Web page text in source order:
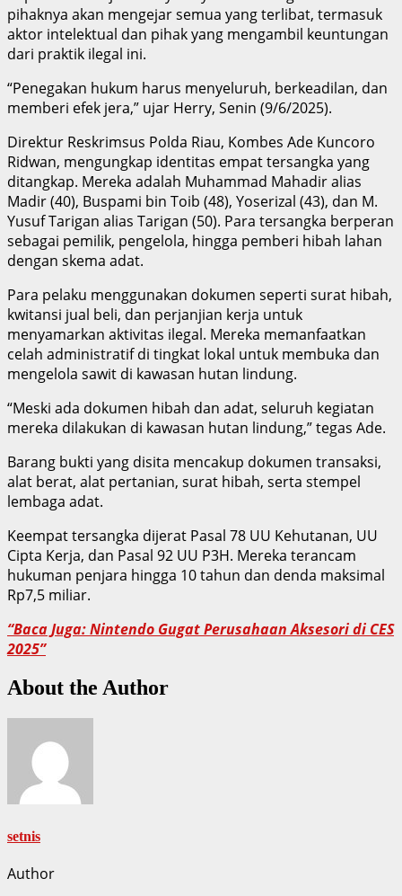
pihaknya akan mengejar semua yang terlibat, termasuk
aktor intelektual dan pihak yang mengambil keuntungan
dari praktik ilegal ini.
“Penegakan hukum harus menyeluruh, berkeadilan, dan
memberi efek jera,” ujar Herry, Senin (9/6/2025).
Direktur Reskrimsus Polda Riau, Kombes Ade Kuncoro
Ridwan, mengungkap identitas empat tersangka yang
ditangkap. Mereka adalah Muhammad Mahadir alias
Madir (40), Buspami bin Toib (48), Yoserizal (43), dan M.
Yusuf Tarigan alias Tarigan (50). Para tersangka berperan
sebagai pemilik, pengelola, hingga pemberi hibah lahan
dengan skema adat.
Para pelaku menggunakan dokumen seperti surat hibah,
kwitansi jual beli, dan perjanjian kerja untuk
menyamarkan aktivitas ilegal. Mereka memanfaatkan
celah administratif di tingkat lokal untuk membuka dan
mengelola sawit di kawasan hutan lindung.
“Meski ada dokumen hibah dan adat, seluruh kegiatan
mereka dilakukan di kawasan hutan lindung,” tegas Ade.
Barang bukti yang disita mencakup dokumen transaksi,
alat berat, alat pertanian, surat hibah, serta stempel
lembaga adat.
Keempat tersangka dijerat Pasal 78 UU Kehutanan, UU
Cipta Kerja, dan Pasal 92 UU P3H. Mereka terancam
hukuman penjara hingga 10 tahun dan denda maksimal
Rp7,5 miliar.
“Baca Juga: Nintendo Gugat Perusahaan Aksesori di CES
2025”
About the Author
setnis
Author